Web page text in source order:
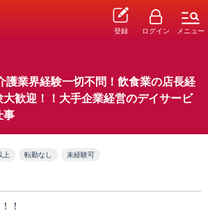
登録 ログイン メニュー
業界経験一切不問！飲食業の店長経
歓迎！！大手企業経営のデイサービ
事
上 転勤なし 未経験可
！